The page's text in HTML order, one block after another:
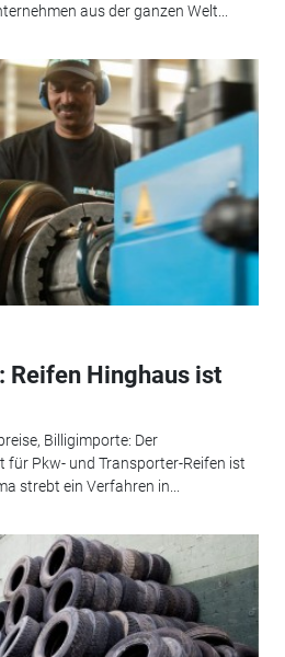
aus der ganzen Welt...
Reifen Hinghaus ist
Billigimporte: Der
für Pkw- und Transporter-Reifen ist
strebt ein Verfahren in...